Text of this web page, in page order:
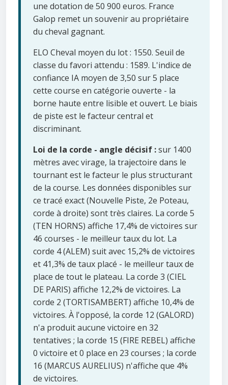
une dotation de 50 900 euros. France
Galop remet un souvenir au propriétaire
du cheval gagnant.
ELO Cheval moyen du lot : 1550. Seuil de
classe du favori attendu : 1589. L'indice de
confiance IA moyen de 3,50 sur 5 place
cette course en catégorie ouverte - la
borne haute entre lisible et ouvert. Le biais
de piste est le facteur central et
discriminant.
Loi de la corde - angle décisif :sur 1400
mètres avec virage, la trajectoire dans le
tournant est le facteur le plus structurant
de la course. Les données disponibles sur
ce tracé exact (Nouvelle Piste, 2e Poteau,
corde à droite) sont très claires. La corde 5
(TEN HORNS) affiche 17,4% de victoires sur
46 courses - le meilleur taux du lot. La
corde 4 (ALEM) suit avec 15,2% de victoires
et 41,3% de taux placé - le meilleur taux de
place de tout le plateau. La corde 3 (CIEL
DE PARIS) affiche 12,2% de victoires. La
corde 2 (TORTISAMBERT) affiche 10,4% de
victoires. À l'opposé, la corde 12 (GALORD)
n'a produit aucune victoire en 32
tentatives ; la corde 15 (FIRE REBEL) affiche
0 victoire et 0 place en 23 courses ; la corde
16 (MARCUS AURELIUS) n'affiche que 4%
de victoires.